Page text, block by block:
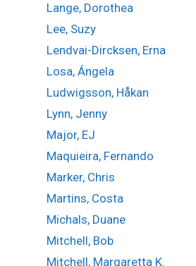
Lange, Dorothea
Lee, Suzy
Lendvai-Dircksen, Erna
Losa, Ángela
Ludwigsson, Håkan
Lynn, Jenny
Major, EJ
Maquieira, Fernando
Marker, Chris
Martins, Costa
Michals, Duane
Mitchell, Bob
Mitchell, Margaretta K.